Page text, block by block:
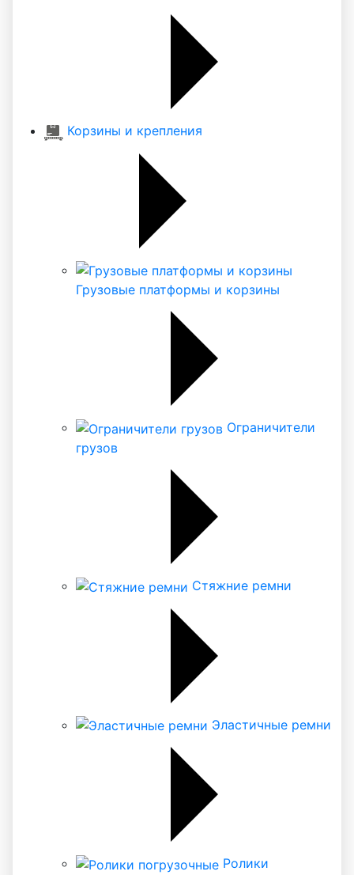
Корзины и крепления
Грузовые платформы и корзины
Ограничители
грузов
Стяжние ремни
Эластичные ремни
Ролики